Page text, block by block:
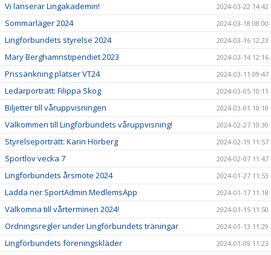
Vi lanserar Lingakademin! 2024-03-22 14:42
Sommarläger 2024 2024-03-18 08:00
Lingförbundets styrelse 2024 2024-03-16 12:23
Mary Berghamnstipendiet 2023 2024-03-14 12:16
Prissänkning platser VT24 2024-03-11 09:47
Ledarporträtt: Filippa Skog 2024-03-05 10:11
Biljetter till våruppvisningen 2024-03-01 10:10
Välkommen till Lingförbundets våruppvisning! 2024-02-27 10:30
Styrelseporträtt: Karin Hörberg 2024-02-19 11:57
Sportlov vecka 7 2024-02-07 11:47
Lingförbundets årsmöte 2024 2024-01-27 11:53
Ladda ner SportAdmin MedlemsApp 2024-01-17 11:18
Välkomna till vårterminen 2024! 2024-01-15 11:50
Ordningsregler under Lingförbundets träningar 2024-01-13 11:29
Lingförbundets föreningskläder 2024-01-09 11:23